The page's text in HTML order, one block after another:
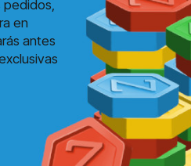
pedidos,
en
antes